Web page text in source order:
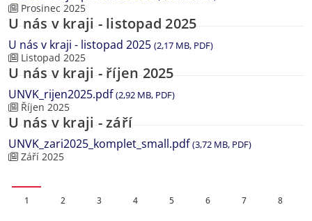
Prosinec 2025
U nás v kraji - listopad 2025
U nás v kraji - listopad 2025 (2,17 MB, PDF)
Listopad 2025
U nás v kraji - říjen 2025
UNVK_rijen2025.pdf(2,92 MB, PDF)
Říjen 2025
U nás v kraji - září
UNVK_zari2025_komplet_small.pdf(3,72 MB, PDF)
Září 2025
Page
1 Page
2 Page
3 Page
4 Page
5 Page
6 Page
7 Page
8